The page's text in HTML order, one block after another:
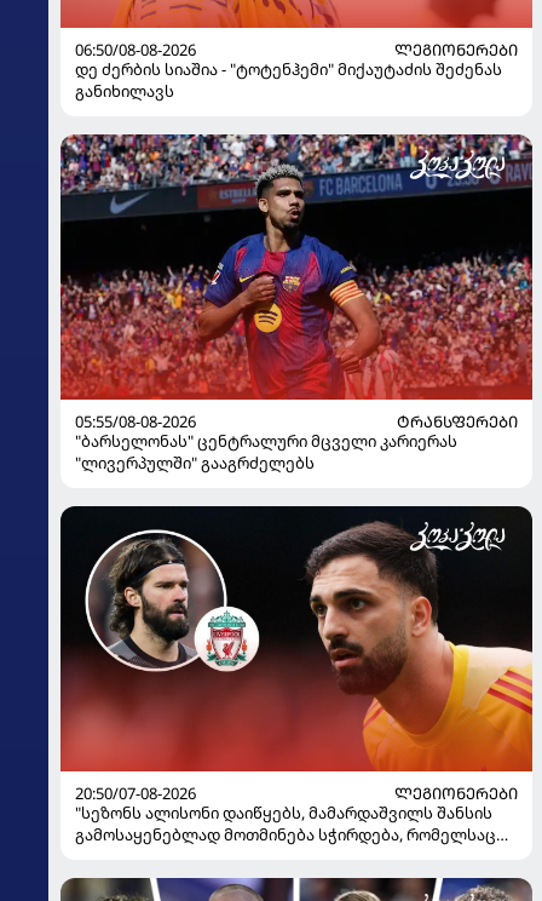
06:50/08-08-2026
ᲚᲔᲒᲘᲝᲜᲔᲠᲔᲑᲘ
დე ძერბის სიაშია - "ტოტენჰემი" მიქაუტაძის შეძენას
განიხილავს
05:55/08-08-2026
ᲢᲠᲐᲜᲡᲤᲔᲠᲔᲑᲘ
"ბარსელონას" ცენტრალური მცველი კარიერას
"ლივერპულში" გააგრძელებს
20:50/07-08-2026
ᲚᲔᲒᲘᲝᲜᲔᲠᲔᲑᲘ
"სეზონს ალისონი დაიწყებს, მამარდაშვილს შანსის
გამოსაყენებლად მოთმინება სჭირდება, რომელსაც
ყოფილმა მეკარემ